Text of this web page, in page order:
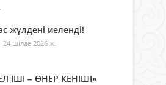
жүлдені иеленді!
24 шілде 2026 ж.
ІШІ – ӨНЕР КЕНІШІ»